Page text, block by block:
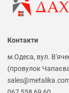
Контакти
м.Одеса, вул.
(провулок